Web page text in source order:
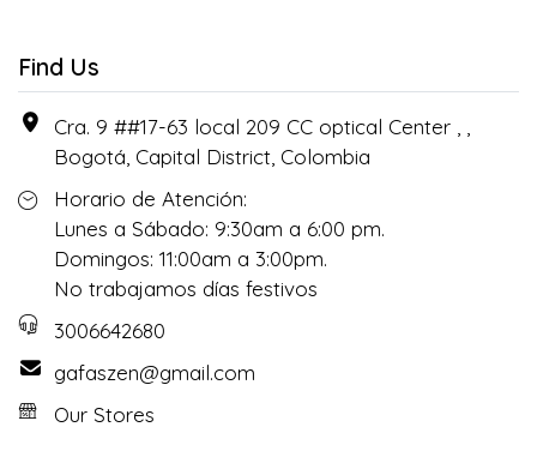
Find Us
Cra. 9 ##17-63 local 209 CC optical Center , ,
Bogotá, Capital District, Colombia
Horario de Atención:
Lunes a Sábado: 9:30am a 6:00 pm.
Domingos: 11:00am a 3:00pm.
No trabajamos días festivos
3006642680
gafaszen@gmail.com
Our Stores